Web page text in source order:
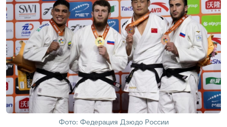
Фото: Федерация Дзюдо России